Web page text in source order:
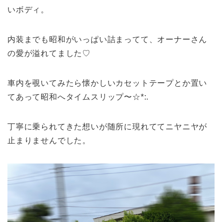
いボディ。
内装までも昭和がいっぱい詰まってて、オーナーさん
の愛が溢れてました♡
車内を覗いてみたら懐かしいカセットテープとか置い
てあって昭和へタイムスリップ〜☆*:.
丁寧に乗られてきた想いが随所に現れててニヤニヤが
止まりませんでした。